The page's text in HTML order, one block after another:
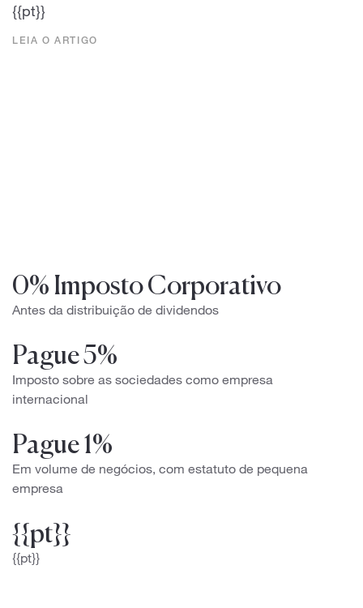
{{pt}}
LEIA O ARTIGO
0% Imposto Corporativo
Antes da distribuição de dividendos
Pague 5%
Imposto sobre as sociedades como empresa
internacional
Pague 1%
Em volume de negócios, com estatuto de pequena
empresa
{{pt}}
{{pt}}